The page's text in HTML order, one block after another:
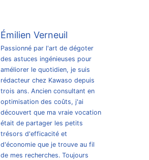
Émilien Verneuil
Passionné par l'art de dégoter
des astuces ingénieuses pour
améliorer le quotidien, je suis
rédacteur chez Kawaso depuis
trois ans. Ancien consultant en
optimisation des coûts, j'ai
découvert que ma vraie vocation
était de partager les petits
trésors d'efficacité et
d'économie que je trouve au fil
de mes recherches. Toujours